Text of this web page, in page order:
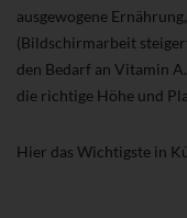
ausgewogene Ernährung,
(Bildschirmarbeit
den Bedarf an Vitamin
die richtige Höhe und
Hier das Wichtigste in